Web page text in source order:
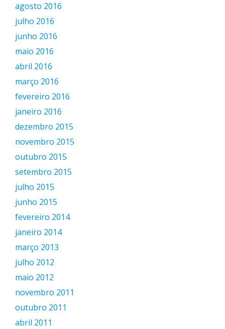
agosto 2016
julho 2016
junho 2016
maio 2016
abril 2016
março 2016
fevereiro 2016
janeiro 2016
dezembro 2015
novembro 2015
outubro 2015
setembro 2015
julho 2015
junho 2015
fevereiro 2014
janeiro 2014
março 2013
julho 2012
maio 2012
novembro 2011
outubro 2011
abril 2011